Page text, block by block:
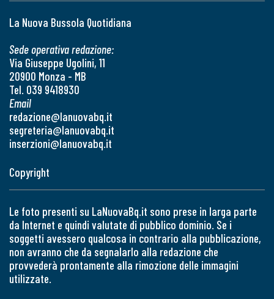
La Nuova Bussola Quotidiana
Sede operativa redazione:
Via Giuseppe Ugolini, 11
20900 Monza - MB
Tel. 039 9418930
Email
redazione@lanuovabq.it
segreteria@lanuovabq.it
inserzioni@lanuovabq.it
Copyright
Le foto presenti su LaNuovaBq.it sono prese in larga parte
da Internet e quindi valutate di pubblico dominio. Se i
soggetti avessero qualcosa in contrario alla pubblicazione,
non avranno che da segnalarlo alla redazione che
provvederà prontamente alla rimozione delle immagini
utilizzate.